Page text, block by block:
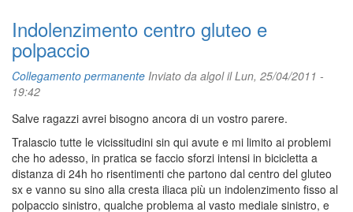
Indolenzimento centro gluteo e
polpaccio
Collegamento permanente Inviato da algolil Lun, 25/04/2011 -
19:42
Salve ragazzi avrei bisogno ancora di un vostro parere.
Tralascio tutte le vicissitudini sin qui avute e mi limito ai problemi
che ho adesso, in pratica se faccio sforzi intensi in bicicletta a
distanza di 24h ho risentimenti che partono dal centro del gluteo
sx e vanno su sino alla cresta iliaca più un indolenzimento fisso al
polpaccio sinistro, qualche problema al vasto mediale sinistro, e